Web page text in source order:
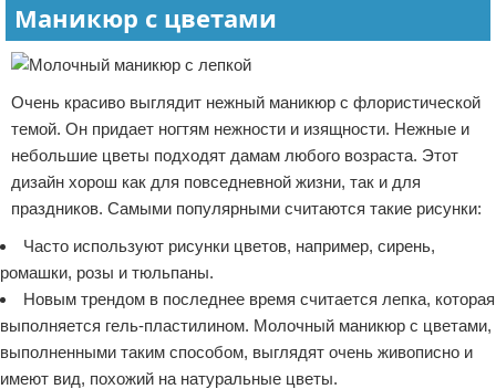
Маникюр с цветами
Очень красиво выглядит нежный маникюр с флористической
темой. Он придает ногтям нежности и изящности. Нежные и
небольшие цветы подходят дамам любого возраста. Этот
дизайн хорош как для повседневной жизни, так и для
праздников. Самыми популярными считаются такие рисунки:
Часто используют рисунки цветов, например, сирень,
ромашки, розы и тюльпаны.
Новым трендом в последнее время считается лепка, которая
выполняется гель-пластилином. Молочный маникюр с цветами,
выполненными таким способом, выглядят очень живописно и
имеют вид, похожий на натуральные цветы.